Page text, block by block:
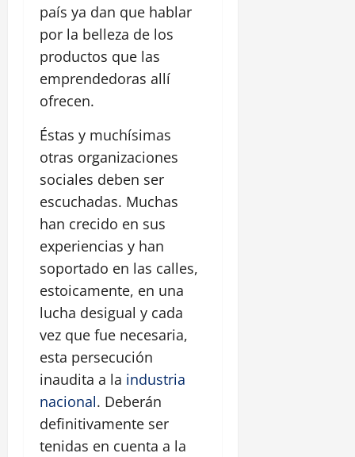
país ya dan que hablar
por la belleza de los
productos que las
emprendedoras allí
ofrecen.
Éstas y muchísimas
otras organizaciones
sociales deben ser
escuchadas. Muchas
han crecido en sus
experiencias y han
soportado en las calles,
estoicamente, en una
lucha desigual y cada
vez que fue necesaria,
esta persecución
inaudita a la industria
nacional. Deberán
definitivamente ser
tenidas en cuenta a la